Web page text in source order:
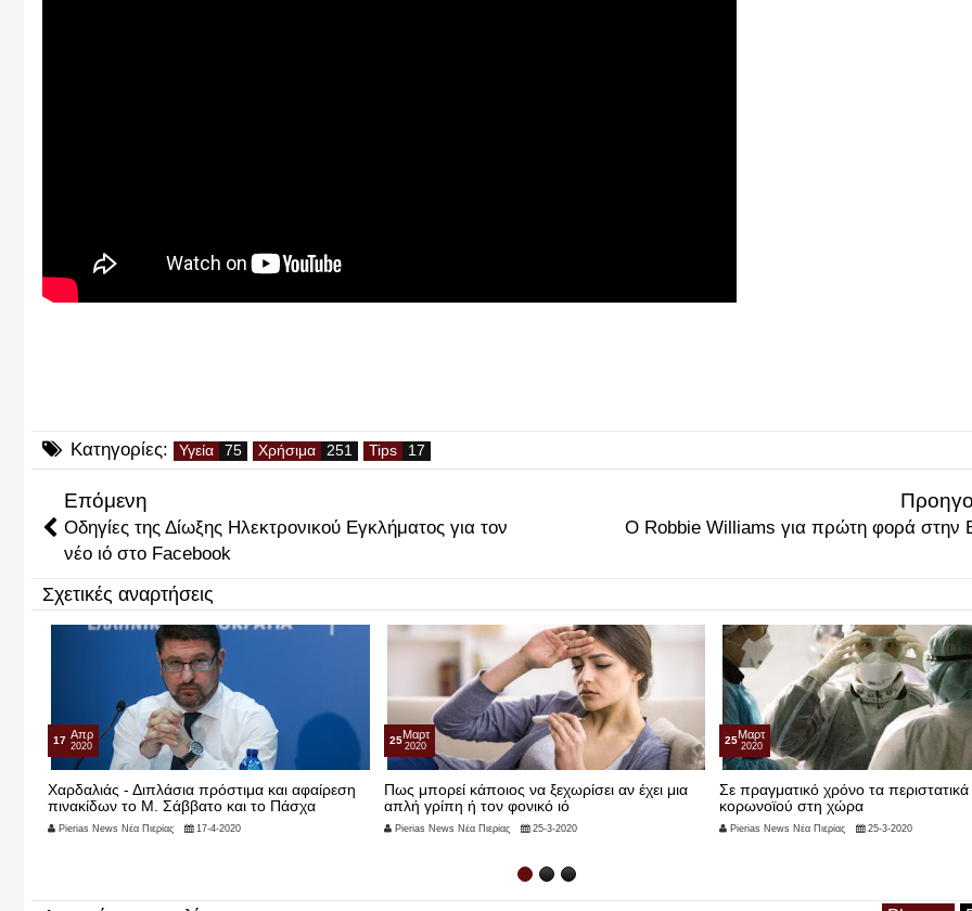
Κατηγορίες: Υγεία Χρήσιμα Tips
Επόμενη
Οδηγίες της Δίωξης Ηλεκτρονικού Εγκλήματος για τον
νέο ιό στο Facebook
O Robbie Williams για πρώτη φορά στην
Σχετικές αναρτήσεις
17 Απρ
2020
Χαρδαλιάς - Διπλάσια πρόστιμα και αφαίρεση
πινακίδων το Μ. Σάββατο και το Πάσχα
Pierias News Νέα Πιερίας 17-4-2020
25Μαρτ
2020
Πως μπορεί κάποιος να ξεχωρίσει αν έχει μια
απλή γρίπη ή τον φονικό ιό
Pierias News Νέα Πιερίας 25-3-2020
25Μαρτ
2020
Σε πραγματικό χρόνο τα περιστατικά
κορωνοϊού στη χώρα
Pierias News Νέα Πιερίας 25-3-2020